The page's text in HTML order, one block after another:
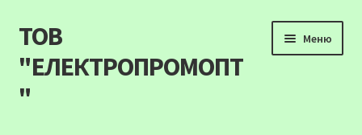
Перейти
до
навігації
Перейти
до
вмісту
ТОВ
"ЕЛЕКТРОПРОМОПТ
"
Меню